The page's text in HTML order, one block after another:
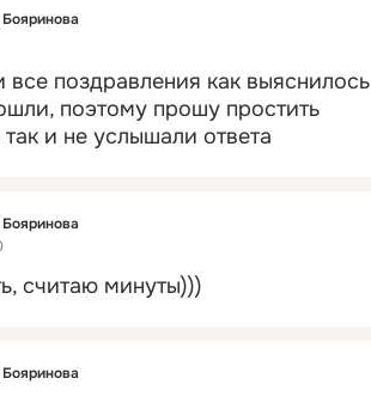
все поздравления как выяснилось
поэтому прошу простить
и не услышали ответа
считаю минуты)))